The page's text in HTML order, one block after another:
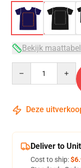
Bekijk maattabel
Deze
Deliver to
Cost to ship: